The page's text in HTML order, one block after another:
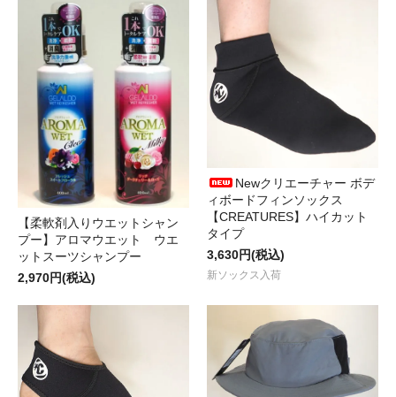
【柔軟剤入りウエットシャン
プー】アロマウエット ウエ
ットスーツシャンプー
2,970円(税込)
Newクリエーチャー ボデ
ィボードフィンソックス
【CREATURES】ハイカット
タイプ
3,630円(税込)
新ソックス入荷